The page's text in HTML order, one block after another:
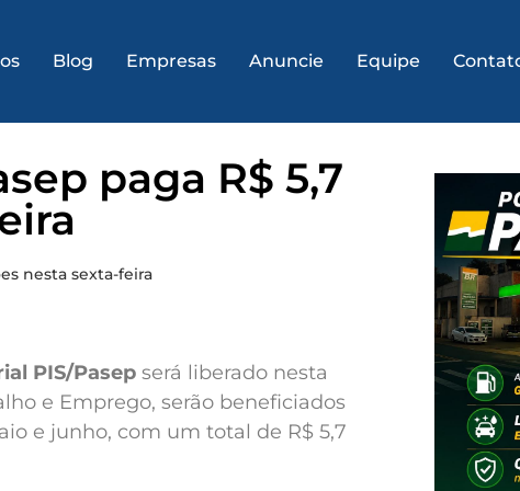
Blog Empresas Anuncie Equipe
paga R$ 5,7
nesta sexta-feira
PIS/Pasep será liberado nesta
e Emprego, serão beneficiados
e junho, com um total de R$ 5,7